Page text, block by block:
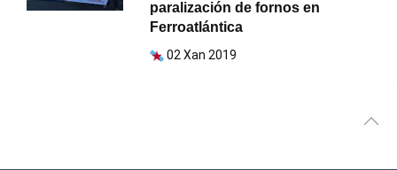
paralización de fornos en
Ferroatlántica
02 Xan 2019